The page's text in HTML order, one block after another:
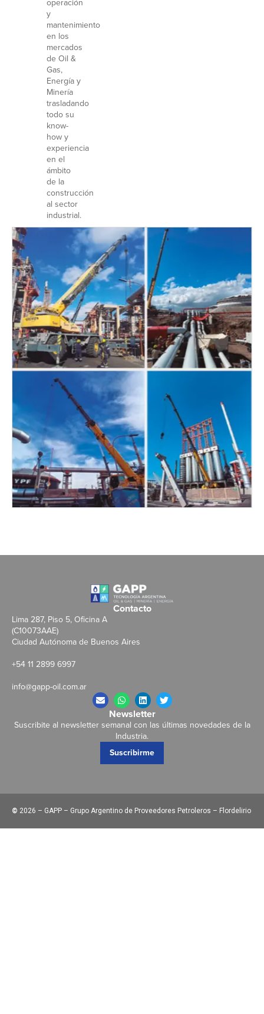
operación
y
mantenimiento
en los
mercados
de Oil &
Gas,
Energía y
Minería
trasladando
todo su
know-
how y
experiencia
en el
ámbito
de la
construcción
al sector
industrial.
Contacto
Lima 287, Piso 5, Oficina A
(C10073AAE)
Ciudad Autónoma de Buenos Aires
+54 11 2899 6997
info@gapp-oil.com.ar
Newsletter
Suscribite al newsletter semanal con las últimas novedades de la
Industria.
Suscribirme
© 2026 – GAPP – Grupo Argentino de Proveedores Petroleros – Flordelirio